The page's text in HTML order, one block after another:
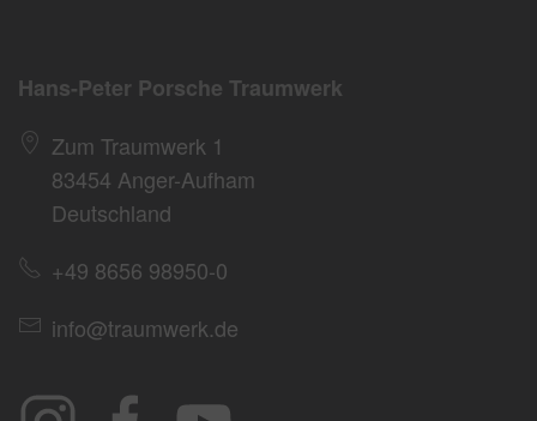
Hans-Peter Porsche Traumwerk
Zum Traumwerk 1
83454 Anger-Aufham
Deutschland
+49 8656 98950-0
info@traumwerk.de